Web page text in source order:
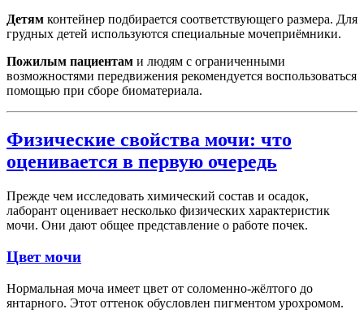
Детям контейнер подбирается соответствующего размера. Для
грудных детей используются специальные мочеприёмники.
Пожилым пациентам и людям с ограниченными
возможностями передвижения рекомендуется воспользоваться
помощью при сборе биоматериала.
Физические свойства мочи: что
оценивается в первую очередь
Прежде чем исследовать химический состав и осадок,
лаборант оценивает несколько физических характеристик
мочи. Они дают общее представление о работе почек.
Цвет мочи
Нормальная моча имеет цвет от соломенно-жёлтого до
янтарного. Этот оттенок обусловлен пигментом урохромом.